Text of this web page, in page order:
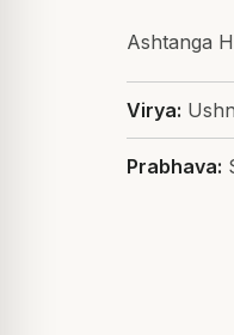
Ashtanga
Virya:
Prabhava: